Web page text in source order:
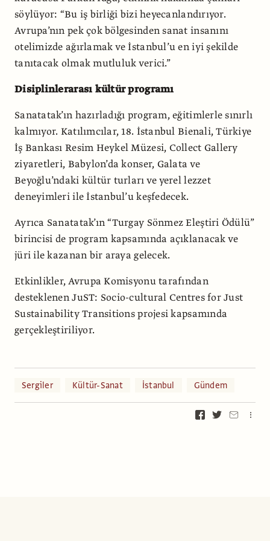
söylüyor: “Bu iş birliği bizi heyecanlandırıyor.
Avrupa’nın pek çok bölgesinden sanat insanını
otelimizde ağırlamak ve İstanbul’u en iyi şekilde
tanıtacak olmak mutluluk verici.”
Disiplinlerarası kültür programı
Sanatatak’ın hazırladığı program, eğitimlerle sınırlı
kalmıyor. Katılımcılar, 18. İstanbul Bienali, Türkiye
İş Bankası Resim Heykel Müzesi, Collect Gallery
ziyaretleri, Babylon’da konser, Galata ve
Beyoğlu’ndaki kültür turları ve yerel lezzet
deneyimleri ile İstanbul’u keşfedecek.
Ayrıca Sanatatak’ın “Turgay Sönmez Eleştiri Ödülü”
birincisi de program kapsamında açıklanacak ve
jüri ile kazanan bir araya gelecek.
Etkinlikler, Avrupa Komisyonu tarafından
desteklenen JuST: Socio-cultural Centres for Just
Sustainability Transitions projesi kapsamında
gerçekleştiriliyor.
Sergiler Kültür-Sanat İstanbul Gündem